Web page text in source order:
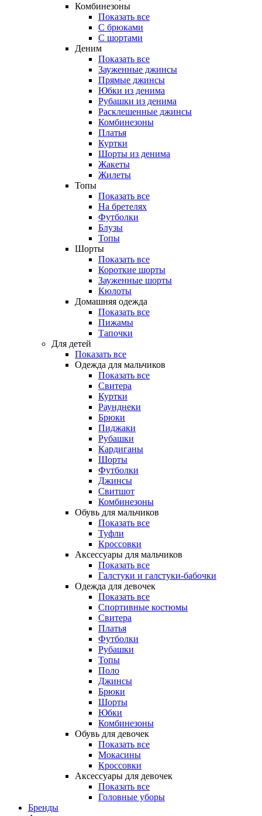
Комбинезоны
Показать все
С брюками
С шортами
Деним
Показать все
Зауженные джинсы
Прямые джинсы
Юбки из денима
Рубашки из денима
Расклешенные джинсы
Комбинезоны
Платья
Куртки
Шорты из денима
Жакеты
Жилеты
Топы
Показать все
На бретелях
Футболки
Блузы
Топы
Шорты
Показать все
Короткие шорты
Зауженные шорты
Кюлоты
Домашняя одежда
Показать все
Пижамы
Тапочки
Для детей
Показать все
Одежда для мальчиков
Показать все
Свитера
Куртки
Раунднеки
Брюки
Пиджаки
Рубашки
Кардиганы
Шорты
Футболки
Джинсы
Свитшот
Комбинезоны
Обувь для мальчиков
Показать все
Туфли
Кроссовки
Аксессуары для мальчиков
Показать все
Галстуки и галстуки-бабочки
Одежда для девочек
Показать все
Спортивные костюмы
Свитера
Платья
Футболки
Рубашки
Топы
Поло
Джинсы
Брюки
Шорты
Юбки
Комбинезоны
Обувь для девочек
Показать все
Мокасины
Кроссовки
Аксессуары для девочек
Показать все
Головные уборы
Бренды